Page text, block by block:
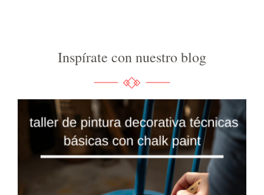
Inspírate con nuestro blog